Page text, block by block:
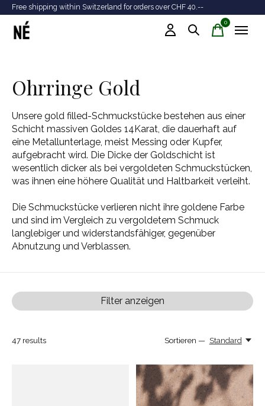
Free shipping within Switzerland for orders over CHF 40.--
0items
Ohrringe Gold
Unsere gold filled-Schmuckstücke bestehen aus einer
Schicht massiven Goldes 14Karat, die dauerhaft auf
eine Metallunterlage, meist Messing oder Kupfer,
aufgebracht wird. Die Dicke der Goldschicht ist
wesentlich dicker als bei vergoldeten Schmuckstücken,
was ihnen eine höhere Qualität und Haltbarkeit verleiht.
Die Schmuckstücke verlieren nicht ihre goldene Farbe
und sind im Vergleich zu vergoldetem Schmuck
langlebiger und widerstandsfähiger, gegenüber
Abnutzung und Verblassen.
Filter anzeigen
47 results Sortieren — Standard